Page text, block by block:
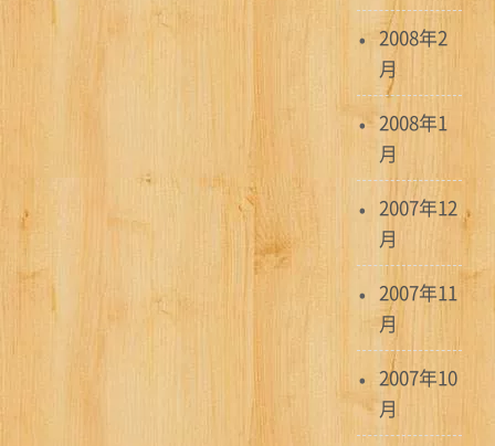
2008年2
月
2008年1
月
2007年12
月
2007年11
月
2007年10
月